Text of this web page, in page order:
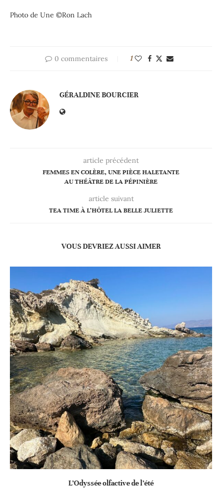
Photo de Une ©Ron Lach
0 commentaires 1
GÉRALDINE BOURCIER
article précédent
FEMMES EN COLÈRE, UNE PIÈCE HALETANTE
AU THÉÂTRE DE LA PÉPINIÈRE
article suivant
TEA TIME À L’HÔTEL LA BELLE JULIETTE
VOUS DEVRIEZ AUSSI AIMER
L’Odyssée olfactive de l’été